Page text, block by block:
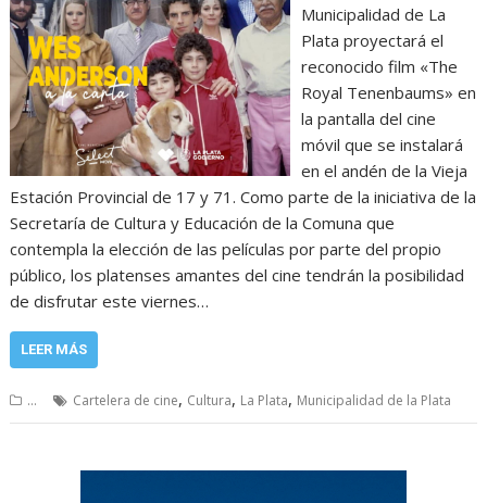
Municipalidad de La
Plata proyectará el
reconocido film «The
Royal Tenenbaums» en
la pantalla del cine
móvil que se instalará
en el andén de la Vieja
Estación Provincial de 17 y 71. Como parte de la iniciativa de la
Secretaría de Cultura y Educación de la Comuna que
contempla la elección de las películas por parte del propio
público, los platenses amantes del cine tendrán la posibilidad
de disfrutar este viernes…
LEER MÁS
... Cartelera de cine, Cultura, La Plata, Municipalidad de la Plata